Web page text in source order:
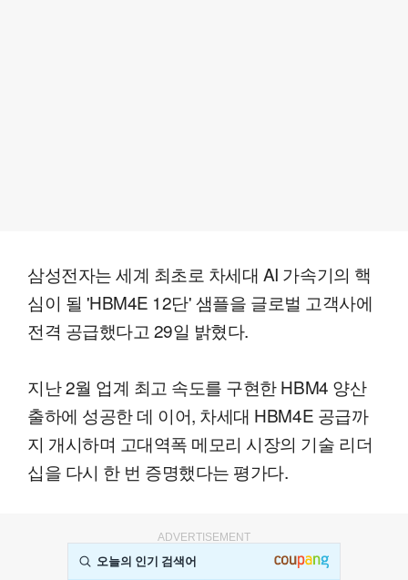
삼성전자는 세계 최초로 차세대 AI 가속기의 핵
심이 될 'HBM4E 12단' 샘플을 글로벌 고객사에
전격 공급했다고 29일 밝혔다.
지난 2월 업계 최고 속도를 구현한 HBM4 양산
출하에 성공한 데 이어, 차세대 HBM4E 공급까
지 개시하며 고대역폭 메모리 시장의 기술 리더
십을 다시 한 번 증명했다는 평가다.
ADVERTISEMENT